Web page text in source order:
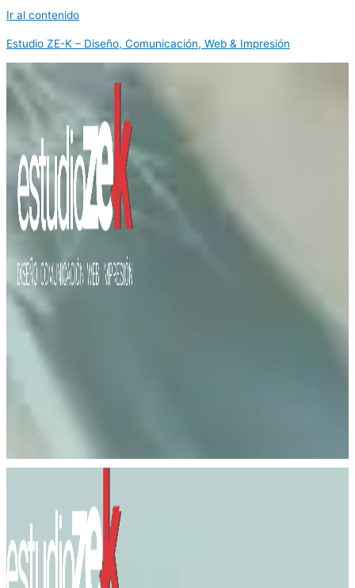
Ir al contenido
Estudio ZE-K – Diseño, Comunicación, Web & Impresión